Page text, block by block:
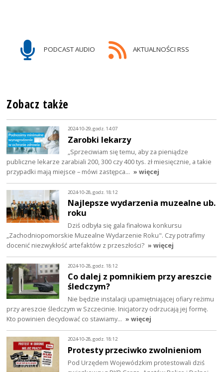
PODCAST AUDIO AKTUALNOŚCI RSS
Zobacz także
2024-10-29, godz. 14:07
Zarobki lekarzy
„Sprzeciwiam się temu, aby za pieniądze
publiczne lekarze zarabiali 200, 300 czy 400 tys. zł miesięcznie, a takie
przypadki mają miejsce – mówi zastępca… » więcej
2024-10-28, godz. 18:12
Najlepsze wydarzenia muzealne ub.
roku
Dziś odbyła się gala finałowa konkursu
„Zachodniopomorskie Muzealne Wydarzenie Roku". Czy potrafimy
docenić niezwykłość artefaktów z przeszłości? » więcej
2024-10-28, godz. 18:12
Co dalej z pomnikiem przy areszcie
śledczym?
Nie będzie instalacji upamiętniającej ofiary reżimu
przy areszcie śledczym w Szczecinie. Inicjatorzy odrzucają jej formę.
Kto powinien decydować co stawiamy… » więcej
2024-10-28, godz. 18:12
Protesty przeciwko zwolnieniom
Pod Urzędem Wojewódzkim protestowali dziś